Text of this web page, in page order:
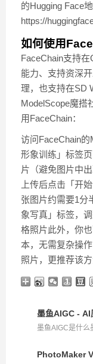
的Hugging Face地
https://
如何使用
FaceChain支持
能力、支持资深
理，也支持在SD
ModelScope魔搭
用FaceChain：
访问FaceChain
形象训练」标签
片（避免图片中
上传后点击「开
张图片约需要1分
象写真」标签，
格照片此外，你
本，无需复杂操
照片，更推荐该
墨鱼AIGC - AI
墨鱼AIGC是什么
PhotoMaker